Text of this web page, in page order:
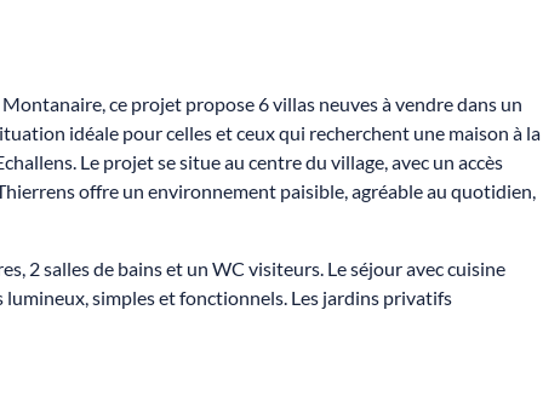
ce projet propose 6 villas neuves à vendre dans un
idéale pour celles et ceux qui recherchent une maison à la
Le projet se situe au centre du village, avec un accès
offre un environnement paisible, agréable au quotidien,
2 salles de bains et un WC visiteurs. Le séjour avec cuisine
lumineux, simples et fonctionnels. Les jardins privatifs